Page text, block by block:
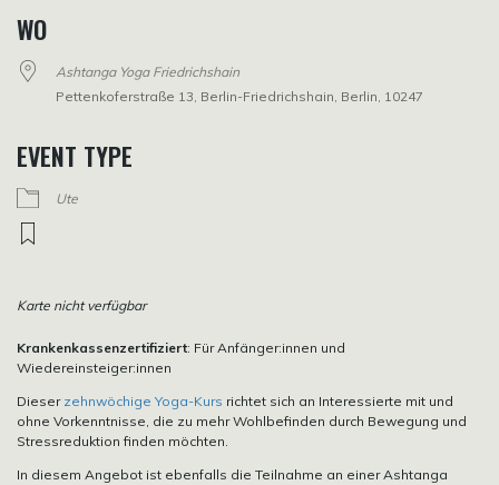
WO
Ashtanga Yoga Friedrichshain
Pettenkoferstraße 13, Berlin-Friedrichshain, Berlin, 10247
EVENT TYPE
Ute
Karte nicht verfügbar
Krankenkassenzertifiziert: Für Anfänger:innen und
Wiedereinsteiger:innen
Dieser zehnwöchige Yoga-Kurs richtet sich an Interessierte mit und
ohne Vorkenntnisse, die zu mehr Wohlbefinden durch Bewegung und
Stressreduktion finden möchten.
In diesem Angebot ist ebenfalls die Teilnahme an einer Ashtanga